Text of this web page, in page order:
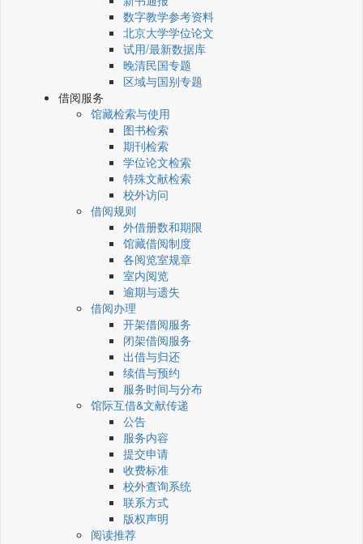
数字教学参考资料
北京大学学位论文
试用/最新数据库
晚清民国专题
区域与国别专题
借阅服务
馆藏检索与使用
图书检索
期刊检索
学位论文检索
特殊文献检索
校外访问
借阅规则
外借册数和期限
馆藏借阅制度
各阅览室规章
室内阅览
逾期与遗失
借阅办理
开架借阅服务
闭架借阅服务
出借与归还
续借与预约
服务时间与分布
馆际互借&文献传递
公告
服务内容
提交申请
收费标准
校外查询系统
联系方式
版权声明
阅读推荐